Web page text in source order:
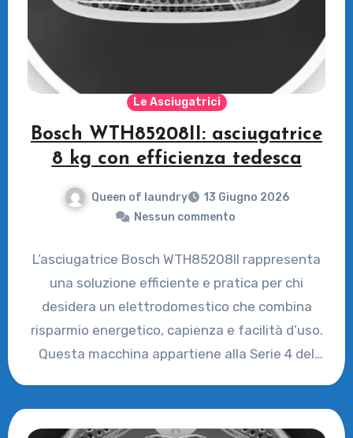
Le Asciugatrici
Bosch WTH85208II: asciugatrice
8 kg con efficienza tedesca
Queen of laundry
13 Giugno 2026
Nessun commento
L’asciugatrice Bosch WTH85208II rappresenta
una soluzione efficiente e pratica per chi
desidera un elettrodomestico che combina
risparmio energetico, capienza e facilità d’uso.
Questa macchina appartiene alla Serie 4 del